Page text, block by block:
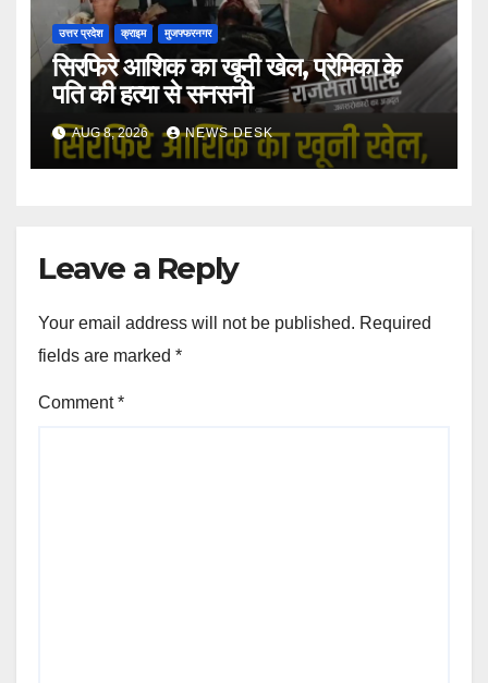
उत्तर प्रदेश क्राइम मुजफ्फरनगर
सिरफिरे आशिक का खूनी खेल, प्रेमिका के
पति की हत्या से सनसनी
AUG 8, 2026 NEWS DESK
Leave a Reply
Your email address will not be published. Required
fields are marked *
Comment*